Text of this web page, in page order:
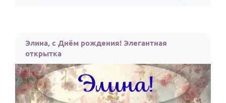
Элина, с Днём рождения! Элегантная
открытка